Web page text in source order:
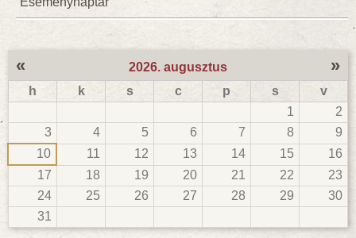
2026. augusztus
« »
h k s c p s
v
1
2
3
4 5 6 7 8
9
10
11 12 13 14 15
16
17
18 19 20 21 22
23
24
25 26 27 28 29
30
31